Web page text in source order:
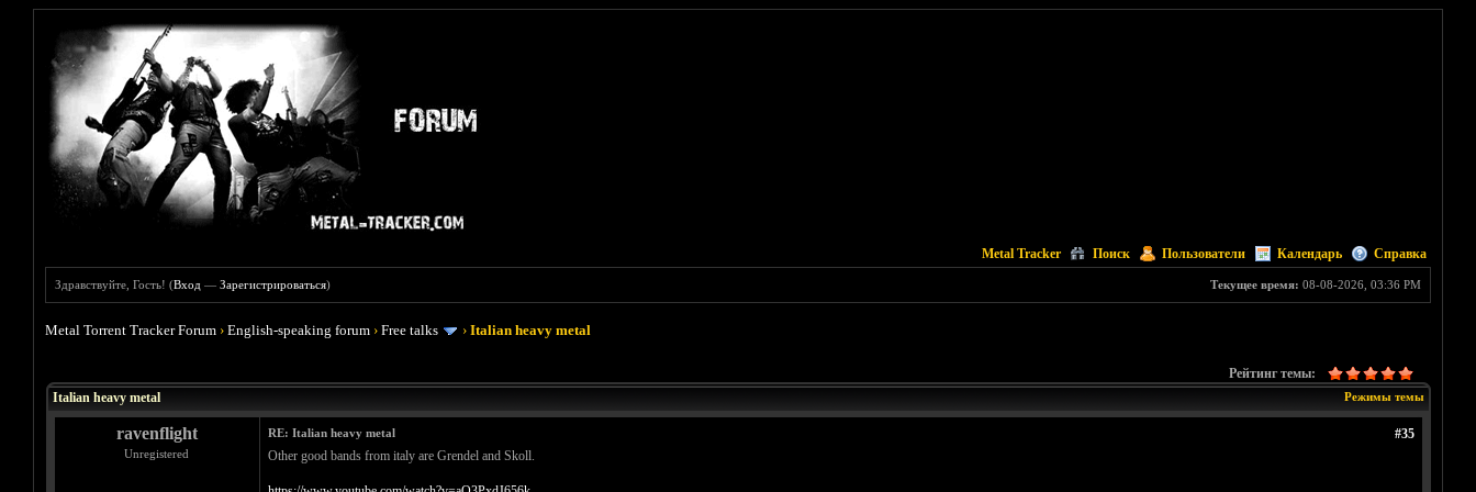
Metal Tracker Поиск Пользователи Календарь Справка
Текущее время: 08-08-2026, 03:36 PM
Здравствуйте, Гость! (Вход —Зарегистрироваться)
Metal Torrent Tracker Forum ›English-speaking forum ›Free talks ›Italian heavy metal
Рейтинг темы:
Режимы темы
Italian heavy metal
ravenflight
Unregistered
#35
RE: Italian heavy metal
Other good bands from italy are Grendel and Skoll.